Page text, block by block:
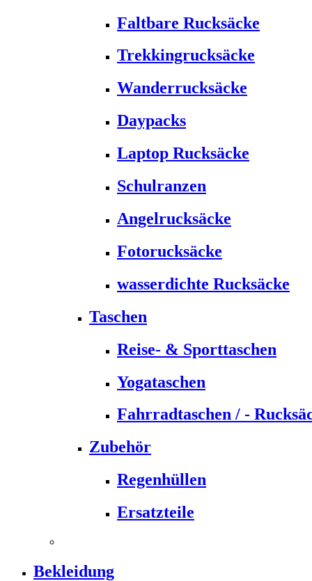
Faltbare Rucksäcke
Trekkingrucksäcke
Wanderrucksäcke
Daypacks
Laptop Rucksäcke
Schulranzen
Angelrucksäcke
Fotorucksäcke
wasserdichte Rucksäcke
Taschen
Reise- & Sporttaschen
Yogataschen
Fahrradtaschen / -
Zubehör
Regenhüllen
Ersatzteile
Bekleidung